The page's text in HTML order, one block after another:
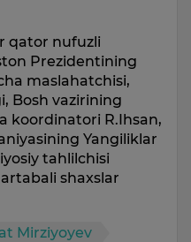
qator nufuzli
Prezidentining
maslahatchisi,
Bosh vazirining
koordinatori R.Ihsan,
Yangiliklar
tahlilchisi
shaxslar
Mirziyoyev